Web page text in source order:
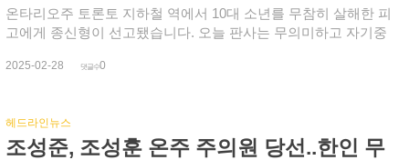
니다. 2019년 노스욕 2개 베이에서 시작해 현재 미시사가와 옥
빌, 피커링 등 광역토론토 전역에 걸쳐 시설을 운영하고 있다. 연
로 프리미엄 골프 경험을 제공하고, 손쉬운 예약과 결제, 모든 수
통한 스윙 분석, 골프 트레이닝 보조 도구 등을 통해 실력을 향상
시킬 수 있다. 가상 골프와 챌린지가 친구와 가족에게 엔터테인
온타리오주 토론토 지하철 역에서 10대 소년를 무참히 살해한 피
고에게 종신형이 선고됐습니다. 오늘 판사는 무의미하고 자기중
가석방 없는 종신형을 선고했습니다. 피고는 22세이던 2023년 3
짜고짜 가슴을 찔렀습니다. 피해 소년은 급히 병원으로 이송됐
지만 1시간도 안돼 숨졌습니다. 범행 후 인근 교회로 간 피고는
2025-02-28 댓글수0
헤드라인뉴스
조성준, 조성훈 온주 주의원 당선..한인 무